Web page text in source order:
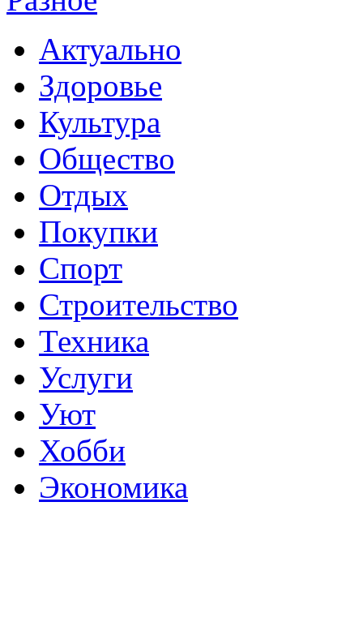
Актуально
Здоровье
Культура
Общество
Отдых
Покупки
Спорт
Строительство
Техника
Услуги
Уют
Хобби
Экономика